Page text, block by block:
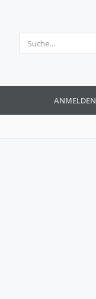
ANMELDEN